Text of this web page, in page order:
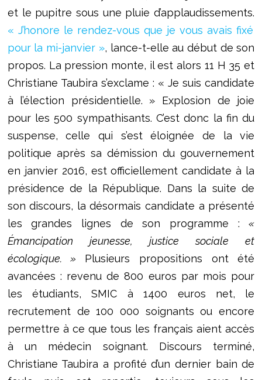
et le pupitre sous une pluie d’applaudissements.
« J’honore le rendez-vous que je vous avais fixé
pour la mi-janvier », lance-t-elle au début de son
propos. La pression monte, il est alors 11 H 35 et
Christiane Taubira s’exclame : « Je suis candidate
à l’élection présidentielle. » Explosion de joie
pour les 500 sympathisants. C’est donc la fin du
suspense, celle qui s’est éloignée de la vie
politique après sa démission du gouvernement
en janvier 2016, est officiellement candidate à la
présidence de la République. Dans la suite de
son discours, la désormais candidate a présenté
les grandes lignes de son programme :«
Émancipation jeunesse, justice sociale et
écologique. » Plusieurs propositions ont été
avancées : revenu de 800 euros par mois pour
les étudiants, SMIC à 1400 euros net, le
recrutement de 100 000 soignants ou encore
permettre à ce que tous les français aient accès
à un médecin soignant. Discours terminé,
Christiane Taubira a profité d’un dernier bain de